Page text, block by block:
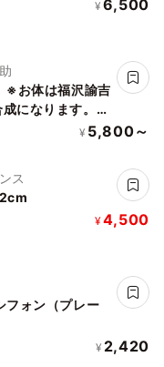
¥ 6,500
※お体は福沢諭吉
になります。1
¥ 5,800～
ス
¥4,500
フォン（プレー
¥ 2,420